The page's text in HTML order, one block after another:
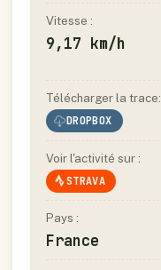
Vitesse :
9,17 km/h
Télécharger la trace:
DROPBOX
Voir l'activité sur :
STRAVA
Pays :
France